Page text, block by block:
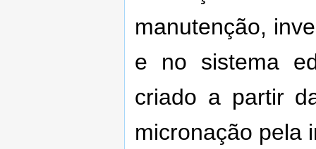
manutenção,
e no sistema
criado a partir
micronação pela